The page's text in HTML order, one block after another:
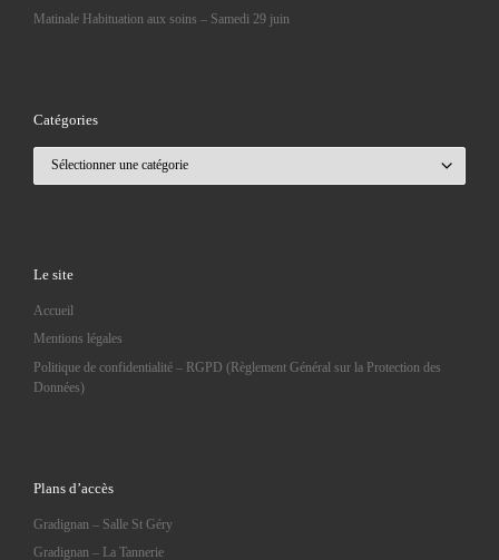
Matinale Habituation aux soins – Samedi 29 juin
Catégories
Le site
Accueil
Mentions légales
Politique de confidentialité – RGPD (Règlement Général sur la Protection des
Données)
Plans d’accès
Gradignan – Salle St Géry
Gradignan – La Tannerie